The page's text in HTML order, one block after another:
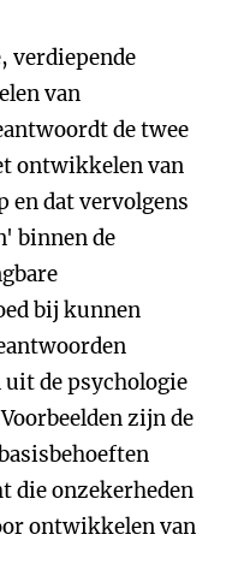
verdiepende
van
de twee
ontwikkelen van
dat vervolgens
binnen de
bij kunnen
de psychologie
zijn de
die onzekerheden
ontwikkelen van